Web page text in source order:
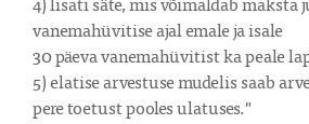
vanemahüvitise ajal emale ja isale
30 päeva vanemahüvitist ka peale
5) elatise arvestuse mudelis saab
pere toetust pooles ulatuses."